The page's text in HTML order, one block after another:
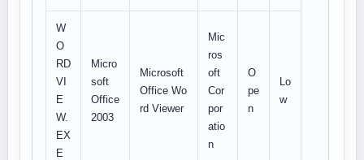
W
O
RD
VI
E
W.
EX
E
Micro
soft
Office
2003
Microsoft
Office Wo
rd Viewer
Mic
ros
oft
Cor
por
atio
n
O
pe
n
Lo
w